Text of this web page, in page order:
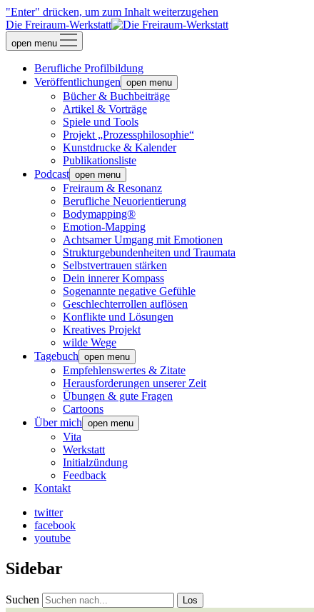
"Enter" drücken, um zum Inhalt weiterzugehen
Die Freiraum-Werkstatt
open menu
Berufliche Profilbildung
Veröffentlichungen open menu
Bücher & Buchbeiträge
Artikel & Vorträge
Spiele und Tools
Projekt „Prozessphilosophie“
Kunstdrucke & Kalender
Publikationsliste
Podcast open menu
Freiraum & Resonanz
Berufliche Neuorientierung
Bodymapping®
Emotion-Mapping
Achtsamer Umgang mit Emotionen
Strukturgebundenheiten und Traumata
Selbstvertrauen stärken
Dein innerer Kompass
Sogenannte negative Gefühle
Geschlechterrollen auflösen
Konflikte und Lösungen
Kreatives Projekt
wilde Wege
Tagebuch open menu
Empfehlenswertes & Zitate
Herausforderungen unserer Zeit
Übungen & gute Fragen
Cartoons
Über mich open menu
Vita
Werkstatt
Initialzündung
Feedback
Kontakt
twitter
facebook
youtube
Sidebar
Suchen